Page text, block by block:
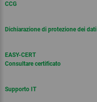
CCG
Dichiarazione di protezione dei dati
EASY-CERT
Consultare certificato
Supporto IT